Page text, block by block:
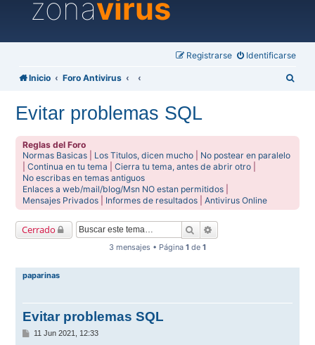
zonavirus
Identificarse
Registrarse
Inicio Foro Antivirus
Evitar problemas SQL
Reglas del Foro
Normas Basicas
Los Titulos, dicen mucho
No postear en paralelo
|Continua en tu tema |Cierra tu tema, antes de abrir otro
No escribas en temas antiguos
Enlaces a web/mail/blog/Msn NO estan permitidos
Mensajes Privados
Informes de resultados |Antivirus Online
Cerrado Buscar
3 mensajes • Página 1 de 1
paparinas
Evitar problemas SQL
M11 Jun 2021, 12:33